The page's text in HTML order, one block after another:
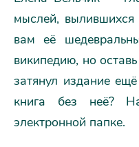
мыслей,
вам её
википедию, но
затянул издание
книга без неё?
электронной папке.